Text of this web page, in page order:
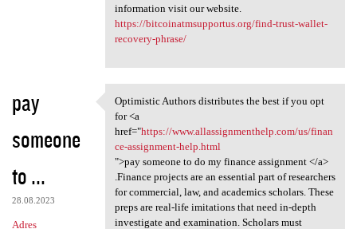
information visit our website.
https://bitcoinatmsupportus.org/find-trust-wallet-
recovery-phrase/
pay
someone
to ...
28.08.2023
Adres
Optimistic Authors
Optimistic Authors distributes the best if you opt
for <a
href="https://www.allassignmenthelp.com/us/finan
ce-assignment-help.html
">pay someone to do my finance assignment </a>
.Finance projects are an essential part of researchers
for commercial, law, and academics scholars. These
preps are real-life imitations that need in-depth
investigate and examination. Scholars must